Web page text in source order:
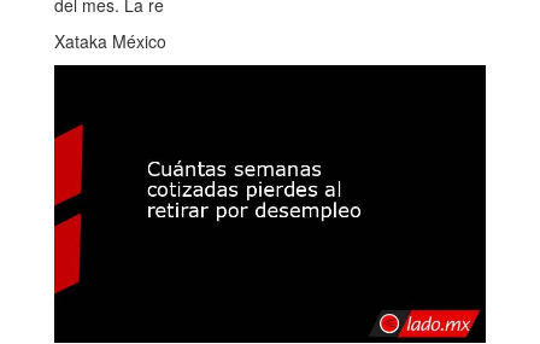
del mes. La re
Xataka México